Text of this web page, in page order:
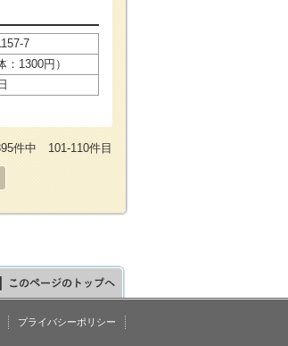
7
：1300円）
件中 101-110件目
プライバシーポリシー